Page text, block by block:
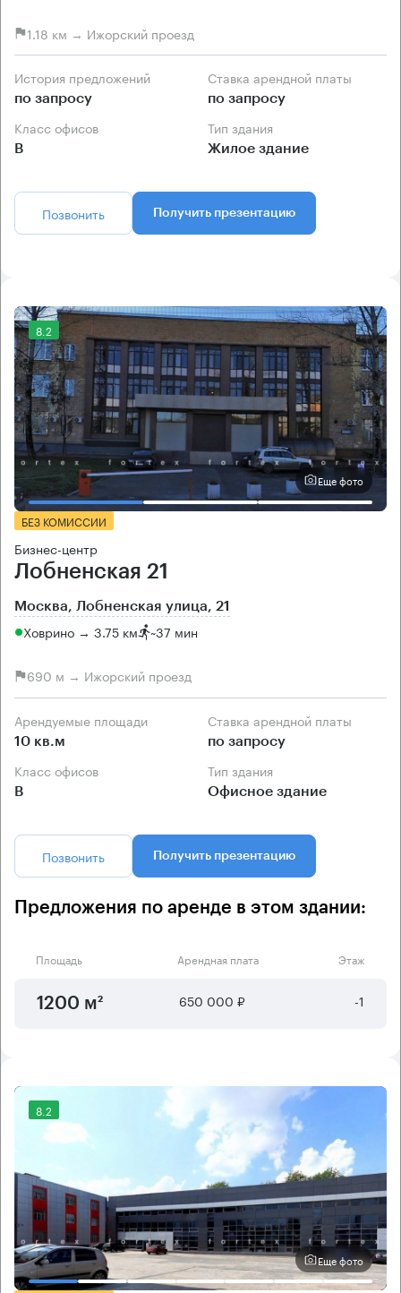
1.18 км → Ижорский проезд
История предложений
по запросу
Ставка арендной платы
по запросу
Класс офисов
B
Тип здания
Жилое здание
Позвонить Получить презентацию
8.2
Еще фото
БЕЗ КОМИССИИ
Бизнес-центр
Лобненская 21
Москва, Лобненская улица, 21
Ховрино → 3.75 км ~37 мин
690 м → Ижорский проезд
Арендуемые площади
10 кв.м
Ставка арендной платы
по запросу
Класс офисов
B
Тип здания
Офисное здание
Позвонить Получить презентацию
Предложения по аренде в этом здании:
Площадь Арендная плата Этаж
1200 м² 650 000 ₽ -1
8.2
Еще фото